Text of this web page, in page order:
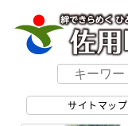
サイトマップ